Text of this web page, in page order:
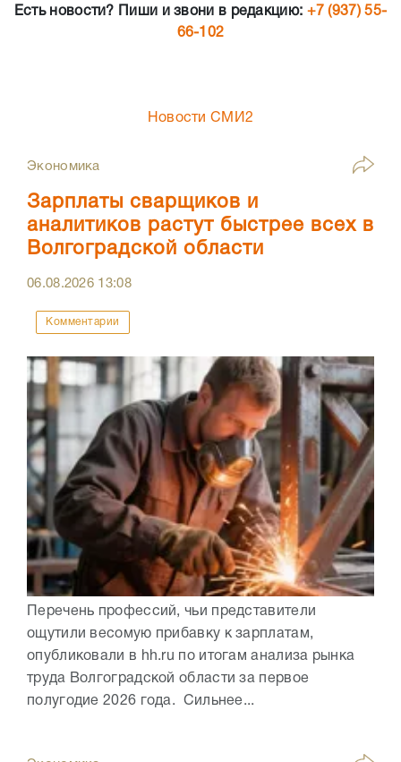
Есть новости? Пиши и звони в редакцию: +7 (937) 55-
66-102
Новости СМИ2
Экономика
Зарплаты сварщиков и
аналитиков растут быстрее всех в
Волгоградской области
06.08.2026 13:08
Комментарии
Перечень профессий, чьи представители
ощутили весомую прибавку к зарплатам,
опубликовали в hh.ru по итогам анализа рынка
труда Волгоградской области за первое
полугодие 2026 года. Сильнее...